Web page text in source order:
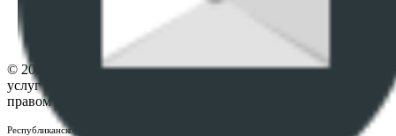
Настройки cookie-файлов
© 2026 Республиканское унитарное предприятие по оказанию
услуг "БелЮрОбеспечение" - Все права защищены авторским
правом
Республиканское унитарное предприятие по оказанию услуг "БелЮрОбеспечение"